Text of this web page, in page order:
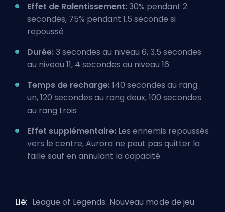
Effet de Ralentissement:30% pendant 2
secondes, 75% pendant 1.5 seconde si
repoussé
Durée:3 secondes au niveau 6, 3.5 secondes
au niveau 11, 4 secondes au niveau 16
Temps de recharge:140 secondes au rang
un, 120 secondes au rang deux, 100 secondes
au rang trois
Effet supplémentaire: Les ennemis repoussés
vers le centre, Aurora ne peut pas quitter la
faille sauf en annulant la capacité
Lié: League of Legends: Nouveau mode de jeu